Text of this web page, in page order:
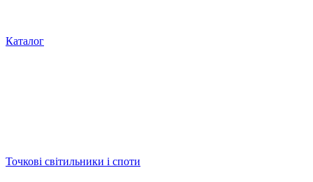
Каталог
Точкові світильники і споти